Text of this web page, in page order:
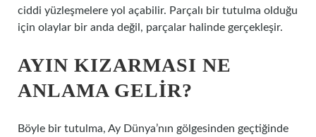
ciddi yüzleşmelere yol açabilir. Parçalı bir tutulma olduğu
için olaylar bir anda değil, parçalar halinde gerçekleşir.
AYIN KIZARMASI NE
ANLAMA GELIR?
Böyle bir tutulma, Ay Dünya’nın gölgesinden geçtiğinde